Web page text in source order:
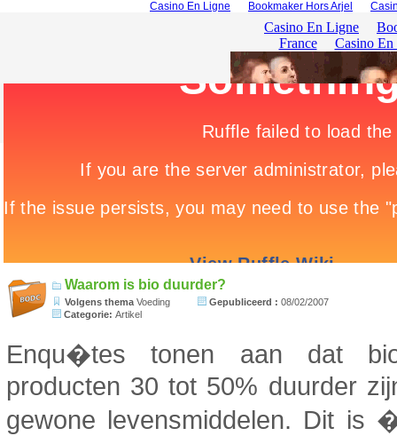
Casino En Ligne Bookmaker Hors Arjel
Waarom is bio duurder?
Volgens thema Voeding Gepubliceerd : 08/02/2007
Categorie: Artikel
Enqu�tes tonen aan dat
producten 30 tot 50% duurder
gewone levensmiddelen. Dit is